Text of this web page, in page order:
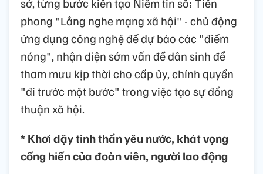
phong "Lắng nghe mạng xã hội" - chủ động
ứng dụng công nghệ để dự báo các "điểm
nóng", nhận diện sớm vấn đề dân sinh để
tham mưu kịp thời cho cấp ủy, chính quyền
"đi trước một bước" trong việc tạo sự đồng
thuận xã hội.
* Khơi dậy tinh thần yêu nước, khát vọng
cống hiến của đoàn viên, người lao động